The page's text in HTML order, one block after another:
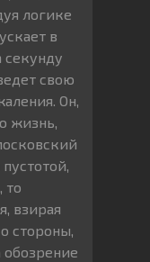
логике
в
секунду
свою
Он,
жизнь,
то
взирая
стороны,
обозрение